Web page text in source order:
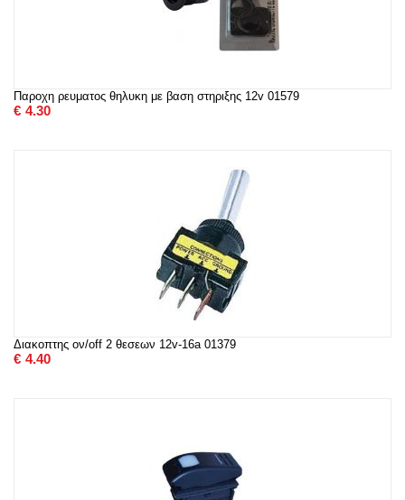
Παροχη ρευματος θηλυκη με βαση στηριξης 12v 01579
€ 4.30
Διακοπτης ον/off 2 θεσεων 12v-16a 01379
€ 4.40